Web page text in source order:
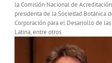
la Comisión Nacional de
presidenta de la Sociedad Botánica
Corporación para el Desarrollo de
Latina, entre otros.